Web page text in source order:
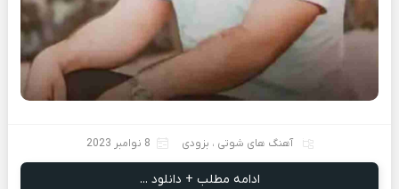
آهنگ های شوتی ، بزودی 8 نوامبر 2023
ادامه مطلب + دانلود ...